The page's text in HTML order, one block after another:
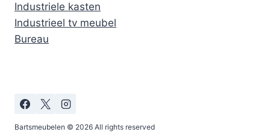
Industriele kasten
Industrieel tv meubel
Bureau
Bartsmeubelen © 2026 All rights reserved